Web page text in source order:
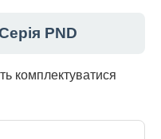
PND
комплектуватися